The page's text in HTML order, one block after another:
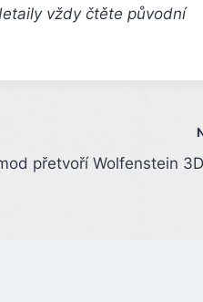
vždy čtěte původní
přetvoří Wolfenstein